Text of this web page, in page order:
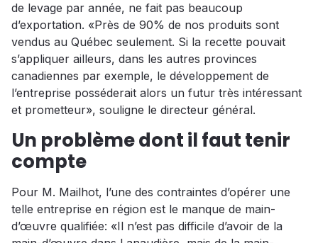
de levage par année, ne fait pas beaucoup
d’exportation. «Près de 90% de nos produits sont
vendus au Québec seulement. Si la recette pouvait
s’appliquer ailleurs, dans les autres provinces
canadiennes par exemple, le développement de
l’entreprise posséderait alors un futur très intéressant
et prometteur», souligne le directeur général.
Un problème dont il faut tenir
compte
Pour M. Mailhot, l’une des contraintes d’opérer une
telle entreprise en région est le manque de main-
d’œuvre qualifiée: «Il n’est pas difficile d’avoir de la